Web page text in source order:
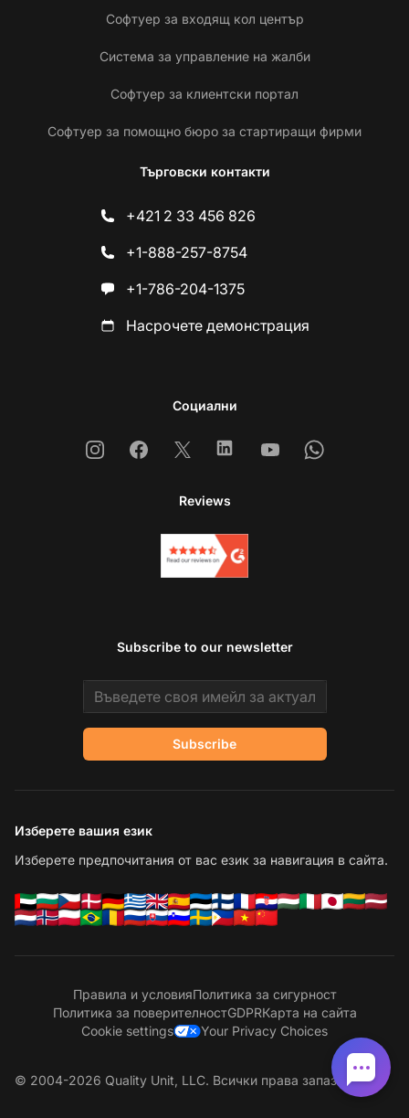
Софтуер за входящ кол център
Система за управление на жалби
Софтуер за клиентски портал
Софтуер за помощно бюро за стартиращи фирми
Търговски контакти
+421 2 33 456 826
+1-888-257-8754
+1-786-204-1375
Насрочете демонстрация
Социални
InstagramFacebook
X LinkedinYoutubeWhatsapp
Reviews
Subscribe to our newsletter
Email address
Subscribe
Изберете вашия език
Изберете предпочитания от вас език за навигация в сайта.
Правила и условияПолитика за сигурност
Политика за поверителностGDPRКарта на сайта
Cookie settings
Your Privacy Choices
© 2004-2026 Quality Unit, LLC. Всички права запазени.